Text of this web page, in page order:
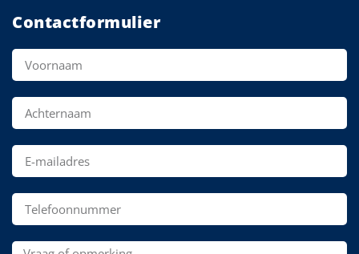
Contactformulier